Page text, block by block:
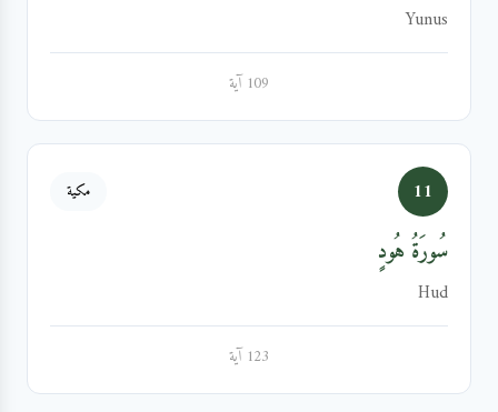
Yunus
109 آية
11 مكية
سُورَةُ هُودٍ
Hud
123 آية